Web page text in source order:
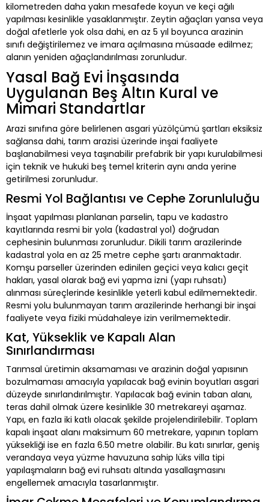
kilometreden daha yakın mesafede koyun ve keçi ağılı
yapılması kesinlikle yasaklanmıştır. Zeytin ağaçları yansa veya
doğal afetlerle yok olsa dahi, en az 5 yıl boyunca arazinin
sınıfı değiştirilemez ve imara açılmasına müsaade edilmez;
alanın yeniden ağaçlandırılması zorunludur.
Yasal Bağ Evi İnşasında
Uygulanan Beş Altın Kural ve
Mimari Standartlar
Arazi sınıfına göre belirlenen asgari yüzölçümü şartları eksiksiz
sağlansa dahi, tarım arazisi üzerinde inşai faaliyete
başlanabilmesi veya taşınabilir prefabrik bir yapı kurulabilmesi
için teknik ve hukuki beş temel kriterin aynı anda yerine
getirilmesi zorunludur.
Resmi Yol Bağlantısı ve Cephe Zorunluluğu
İnşaat yapılması planlanan parselin, tapu ve kadastro
kayıtlarında resmi bir yola (kadastral yol) doğrudan
cephesinin bulunması zorunludur. Dikili tarım arazilerinde
kadastral yola en az 25 metre cephe şartı aranmaktadır.
Komşu parseller üzerinden edinilen geçici veya kalıcı geçit
hakları, yasal olarak bağ evi yapma izni (yapı ruhsatı)
alınması süreçlerinde kesinlikle yeterli kabul edilmemektedir.
Resmi yolu bulunmayan tarım arazilerinde herhangi bir inşai
faaliyete veya fiziki müdahaleye izin verilmemektedir.
Kat, Yükseklik ve Kapalı Alan
Sınırlandırması
Tarımsal üretimin aksamaması ve arazinin doğal yapısının
bozulmaması amacıyla yapılacak bağ evinin boyutları asgari
düzeyde sınırlandırılmıştır. Yapılacak bağ evinin taban alanı,
teras dahil olmak üzere kesinlikle 30 metrekareyi aşamaz.
Yapı, en fazla iki katlı olacak şekilde projelendirilebilir. Toplam
kapalı inşaat alanı maksimum 60 metrekare, yapının toplam
yüksekliği ise en fazla 6.50 metre olabilir. Bu katı sınırlar, geniş
verandaya veya yüzme havuzuna sahip lüks villa tipi
yapılaşmaların bağ evi ruhsatı altında yasallaşmasını
engellemek amacıyla tasarlanmıştır.